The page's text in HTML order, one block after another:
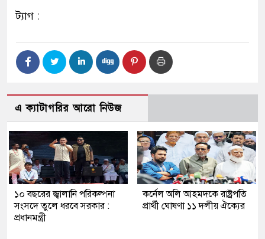
ট্যাগ :
এ ক্যাটাগরির আরো নিউজ
১০ বছরের জ্বালানি পরিকল্পনা
সংসদে তুলে ধরবে সরকার :
প্রধানমন্ত্রী
কর্নেল অলি আহমদকে রাষ্ট্রপতি
প্রার্থী ঘোষণা ১১ দলীয় ঐক্যের